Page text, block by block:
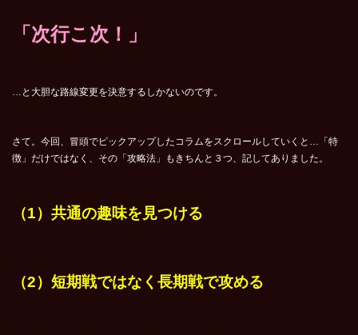
「次行こ次！」
…と大胆な路線変更を決意するしかないのです。
さて。今回、冒頭でピックアップしたコラムをスクロールしていくと…「特
徴」だけではなく、その「攻略法」もきちんと３つ、記してありました。
（1）共通の趣味を見つける
（2）短期戦ではなく長期戦で攻める